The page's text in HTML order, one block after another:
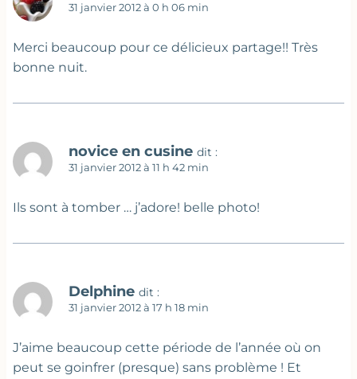
31 janvier 2012 à 0 h 06 min
Merci beaucoup pour ce délicieux partage!! Très
bonne nuit.
novice en cusine dit :
31 janvier 2012 à 11 h 42 min
Ils sont à tomber … j’adore! belle photo!
Delphine dit :
31 janvier 2012 à 17 h 18 min
J’aime beaucoup cette période de l’année où on
peut se goinfrer (presque) sans problème ! Et